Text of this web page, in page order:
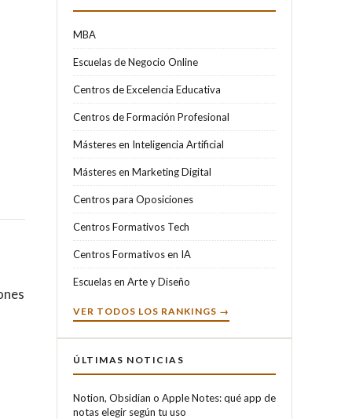
MBA
Escuelas de Negocio Online
Centros de Excelencia Educativa
Centros de Formación Profesional
Másteres en Inteligencia Artificial
Másteres en Marketing Digital
Centros para Oposiciones
Centros Formativos Tech
Centros Formativos en IA
Escuelas en Arte y Diseño
VER TODOS LOS RANKINGS →
ÚLTIMAS NOTICIAS
Notion, Obsidian o Apple Notes: qué app de
notas elegir según tu uso